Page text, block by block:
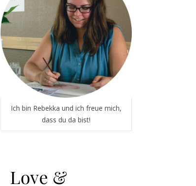
Ich bin Rebekka und ich freue mich,
dass du da bist!
Love &